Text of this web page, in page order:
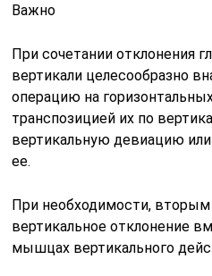
Важно
При сочетании отклонения
вертикали целесообразно
операцию на
транспозицией их по
вертикальную девиацию
ее.
При необходимости, вторым
вертикальное отклонение
мышцах вертикального